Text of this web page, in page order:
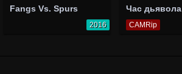
Fangs Vs. Spurs
2016
Час дьявола
CAMRip